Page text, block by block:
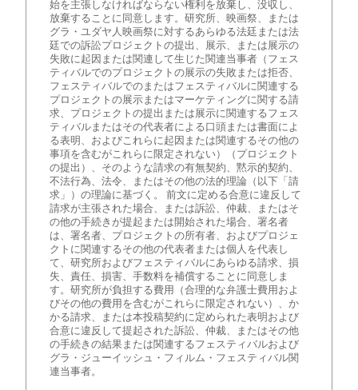
始を主張しなければならない権利を放棄し、没収し、
放棄することに同意します。研究所、映画祭、または
グラ・ユダヤ人映画祭に対するあらゆる法廷または法
廷での訴訟プロジェクトの提出、展示、または展示の
失敗に起因または関連して生じた関連当事者（フェス
ティバルでのプロジェクトの展示の失敗または拒否、
フェスティバルでのまたはフェスティバルに関連する
プロジェクトの展示またはマーケティングに関する請
求、プロジェクトの提出または展示に関連するフェス
ティバルまたはその代表者による口頭または書面によ
る表明、およびこれらに起因または関連するその他の
事項を含むがこれらに限定されない）（プロジェクト
の提出）、そのような請求の有無契約、黙示的契約、
不法行為、法令、またはその他の法的理論（以下「請
求」）の理論に基づく。 前文に定める合意に違反して
請求が主張された場合、または訴訟、仲裁、またはそ
の他の手続きが提起または開始された場合、署名者
は、署名者、プロジェクトの所有者、およびプロジェ
クトに関連するその他の代表者または個人を代表し
て、研究所およびフェスティバルにあらゆる請求、損
失、責任、損害、手数料を補償することに同意しま
す。研究所が負担する費用（合理的な弁護士費用およ
びその他の費用を含むがこれらに限定されない）、か
かる請求、または本投稿契約に定められた表明および
合意に違反して提起された訴訟、仲裁、またはその他
の手続きの結果または関連するフェスティバルおよび
グラ・ジューイッシュ・フィルム・フェスティバル関
連当事者。